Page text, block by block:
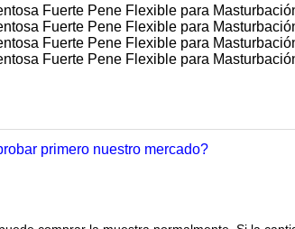
primero nuestro mercado?